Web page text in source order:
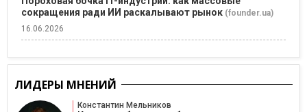
сокращения ради ИИ раскалывают рынок (founder.ua)
16.06.2026
ЛИДЕРЫ МНЕНИЙ
Константин Мельников